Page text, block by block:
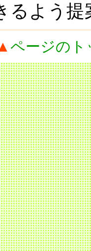
るよう
ページの